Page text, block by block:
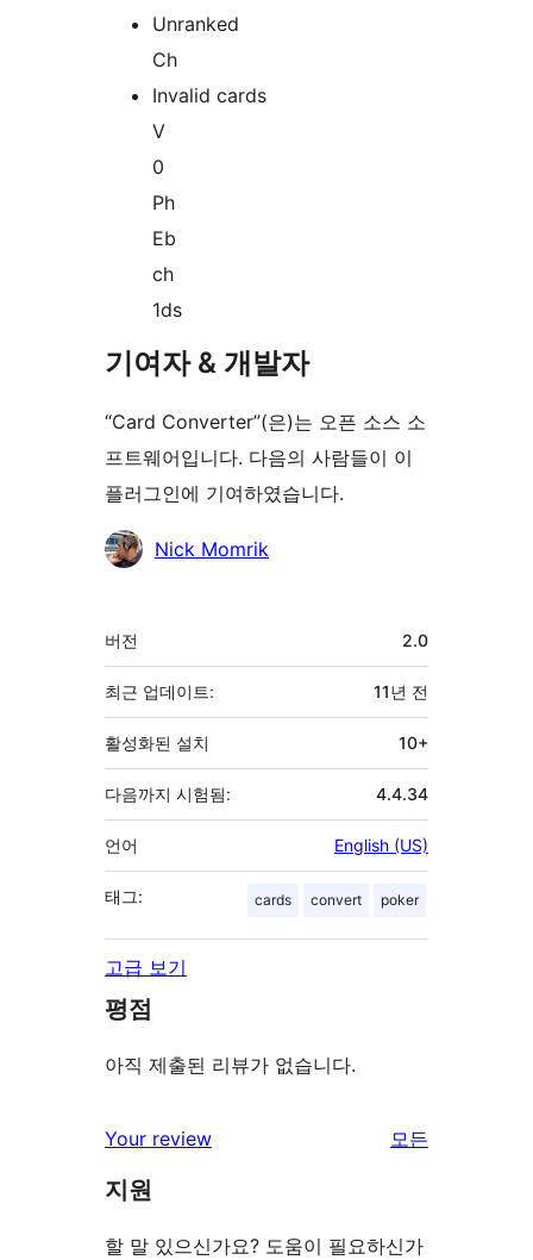
Unranked
Ch
Invalid cards
V
0
Ph
Eb
ch
1ds
기여자 & 개발자
“Card Converter”(은)는 오픈 소스 소
프트웨어입니다. 다음의 사람들이 이
플러그인에 기여하였습니다.
기
Nick Momrik
기
초
버전 2.0
최근 업데이트: 11년 전
활성화된 설치 10+
다음까지 시험됨: 4.4.34
언어 English (US)
태그: cards convert poker
고급 보기
평점
아직 제출된 리뷰가 없습니다.
Your review 모든
지원
할 말 있으신가요? 도움이 필요하신가